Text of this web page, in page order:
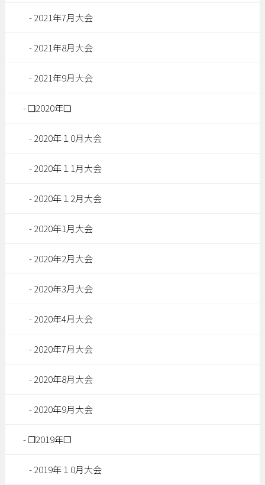
2021年7月大会
2021年8月大会
2021年9月大会
❏2020年❏
2020年１0月大会
2020年１1月大会
2020年１2月大会
2020年1月大会
2020年2月大会
2020年3月大会
2020年4月大会
2020年7月大会
2020年8月大会
2020年9月大会
❐2019年❐
2019年１0月大会